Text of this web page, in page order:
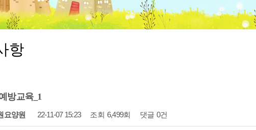
항
방교육_1
요양원 22-11-07 15:23 조회 6,499회 댓글 0건